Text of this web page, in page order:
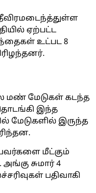
ஏற்பட்ட
உட்பட 8
மண் மேடுகள் கடந்த
தொடங்கி இந்த
மேடுகளில் இருந்த
மீட்கும்
சுமார் 4
பதிவாகி